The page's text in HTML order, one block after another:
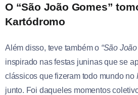
O “São João Gomes”
Kartódromo
Além disso, teve também o “São
inspirado nas festas juninas que se
clássicos que fizeram todo mundo no
junto. Foi daqueles momentos